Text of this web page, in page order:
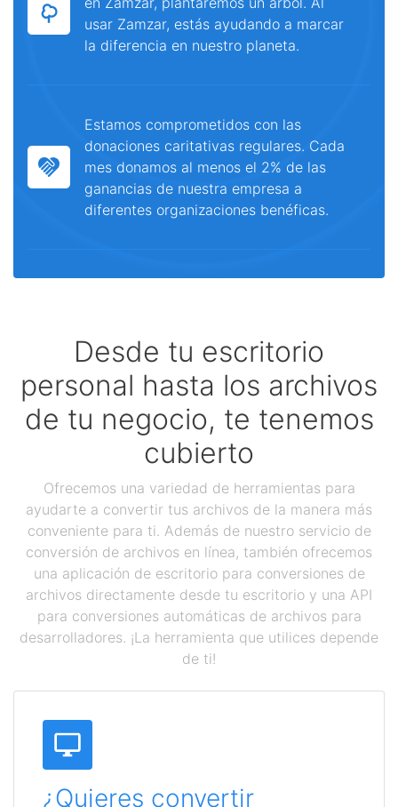
usar Zamzar, estás ayudando a marcar
la diferencia en nuestro planeta.
Estamos comprometidos con las
donaciones caritativas regulares. Cada
mes donamos al menos el 2% de las
ganancias de nuestra empresa a
diferentes organizaciones benéficas.
Desde tu escritorio
personal hasta los archivos
de tu negocio, te tenemos
cubierto
Ofrecemos una variedad de herramientas para
ayudarte a convertir tus archivos de la manera más
conveniente para ti. Además de nuestro servicio de
conversión de archivos en línea, también ofrecemos
una aplicación de escritorio para conversiones de
archivos directamente desde tu escritorio y una API
para conversiones automáticas de archivos para
desarrolladores. ¡La herramienta que utilices depende
de ti!
¿Quieres convertir